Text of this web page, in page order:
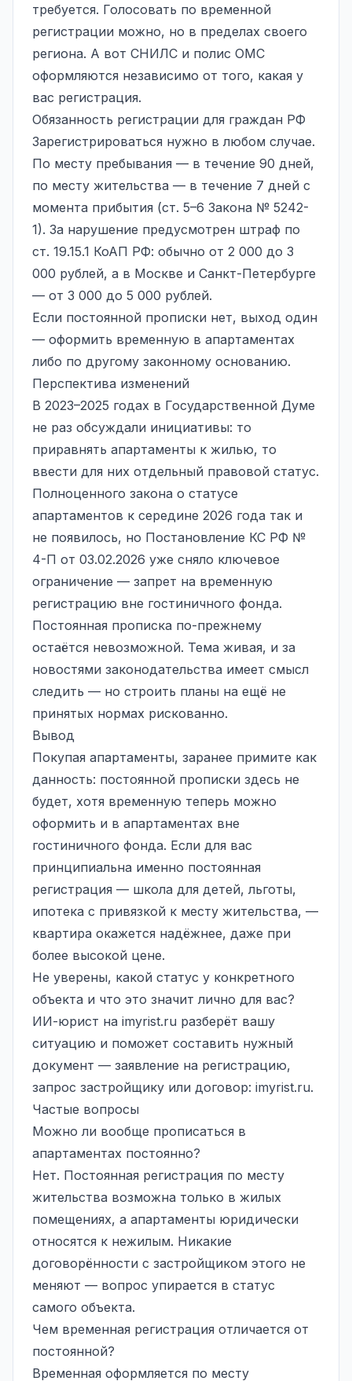
требуется. Голосовать по временной
регистрации можно, но в пределах своего
региона. А вот СНИЛС и полис ОМС
оформляются независимо от того, какая у
вас регистрация.
Обязанность регистрации для граждан РФ
Зарегистрироваться нужно в любом случае.
По месту пребывания — в течение 90 дней,
по месту жительства — в течение 7 дней с
момента прибытия (ст. 5–6 Закона № 5242-
1). За нарушение предусмотрен штраф по
ст. 19.15.1 КоАП РФ: обычно от 2 000 до 3
000 рублей, а в Москве и Санкт-Петербурге
— от 3 000 до 5 000 рублей.
Если постоянной прописки нет, выход один
— оформить временную в апартаментах
либо по другому законному основанию.
Перспектива изменений
В 2023–2025 годах в Государственной Думе
не раз обсуждали инициативы: то
приравнять апартаменты к жилью, то
ввести для них отдельный правовой статус.
Полноценного закона о статусе
апартаментов к середине 2026 года так и
не появилось, но Постановление КС РФ №
4-П от 03.02.2026 уже сняло ключевое
ограничение — запрет на временную
регистрацию вне гостиничного фонда.
Постоянная прописка по-прежнему
остаётся невозможной. Тема живая, и за
новостями законодательства имеет смысл
следить — но строить планы на ещё не
принятых нормах рискованно.
Вывод
Покупая апартаменты, заранее примите как
данность: постоянной прописки здесь не
будет, хотя временную теперь можно
оформить и в апартаментах вне
гостиничного фонда. Если для вас
принципиальна именно постоянная
регистрация — школа для детей, льготы,
ипотека с привязкой к месту жительства, —
квартира окажется надёжнее, даже при
более высокой цене.
Не уверены, какой статус у конкретного
объекта и что это значит лично для вас?
ИИ-юрист на imyrist.ru разберёт вашу
ситуацию и поможет составить нужный
документ — заявление на регистрацию,
запрос застройщику или договор: imyrist.ru.
Частые вопросы
Можно ли вообще прописаться в
апартаментах постоянно?
Нет. Постоянная регистрация по месту
жительства возможна только в жилых
помещениях, а апартаменты юридически
относятся к нежилым. Никакие
договорённости с застройщиком этого не
меняют — вопрос упирается в статус
самого объекта.
Чем временная регистрация отличается от
постоянной?
Временная оформляется по месту